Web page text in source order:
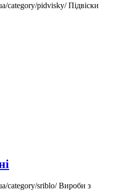
category/pidvisky/Підвіски
category/sriblo/Вироби з